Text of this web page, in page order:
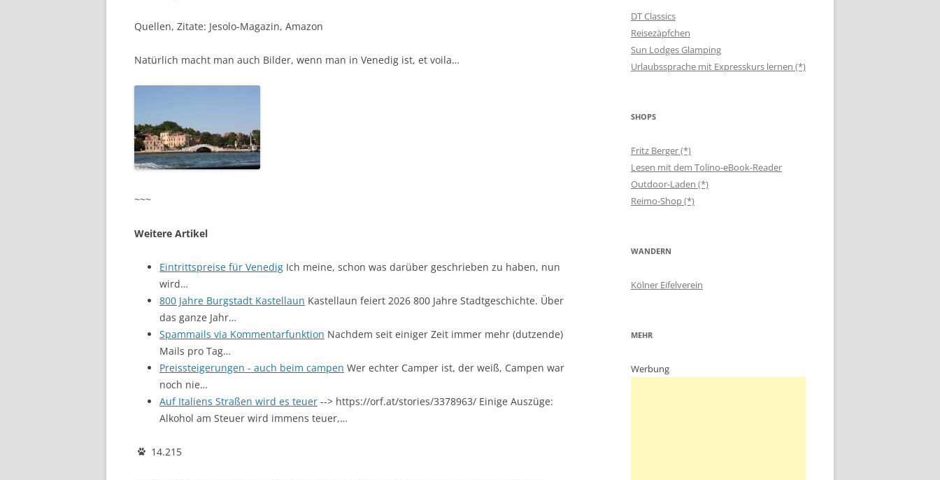
Quellen, Zitate: Jesolo-Magazin, Amazon
Natürlich macht man auch Bilder, wenn man in Venedig ist, et voila…
~~~
Weitere Artikel
Eintrittspreise für Venedig Ich meine, schon was darüber geschrieben zu haben, nun
wird…
800 Jahre Burgstadt Kastellaun Kastellaun feiert 2026 800 Jahre Stadtgeschichte. Über
das ganze Jahr…
Spammails via Kommentarfunktion Nachdem seit einiger Zeit immer mehr (dutzende)
Mails pro Tag…
Preissteigerungen - auch beim campen Wer echter Camper ist, der weiß, Campen war
noch nie…
Auf Italiens Straßen wird es teuer --> https://orf.at/stories/3378963/ Einige Auszüge:
Alkohol am Steuer wird immens teuer,…
14.215
DT Classics
Reisezäpfchen
Sun Lodges Glamping
Urlaubssprache mit Expresskurs lernen (*)
SHOPS
Fritz Berger (*)
Lesen mit dem Tolino-eBook-Reader
Outdoor-Laden (*)
Reimo-Shop (*)
WANDERN
Kölner Eifelverein
MEHR
Werbung